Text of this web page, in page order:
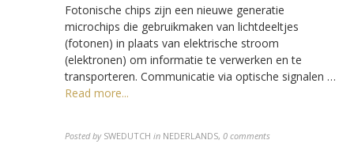
Fotonische chips zijn een nieuwe generatie
microchips die gebruikmaken van lichtdeeltjes
(fotonen) in plaats van elektrische stroom
(elektronen) om informatie te verwerken en te
transporteren. Communicatie via optische signalen …
Read more...
Posted by SWEDUTCH in NEDERLANDS,0 comments